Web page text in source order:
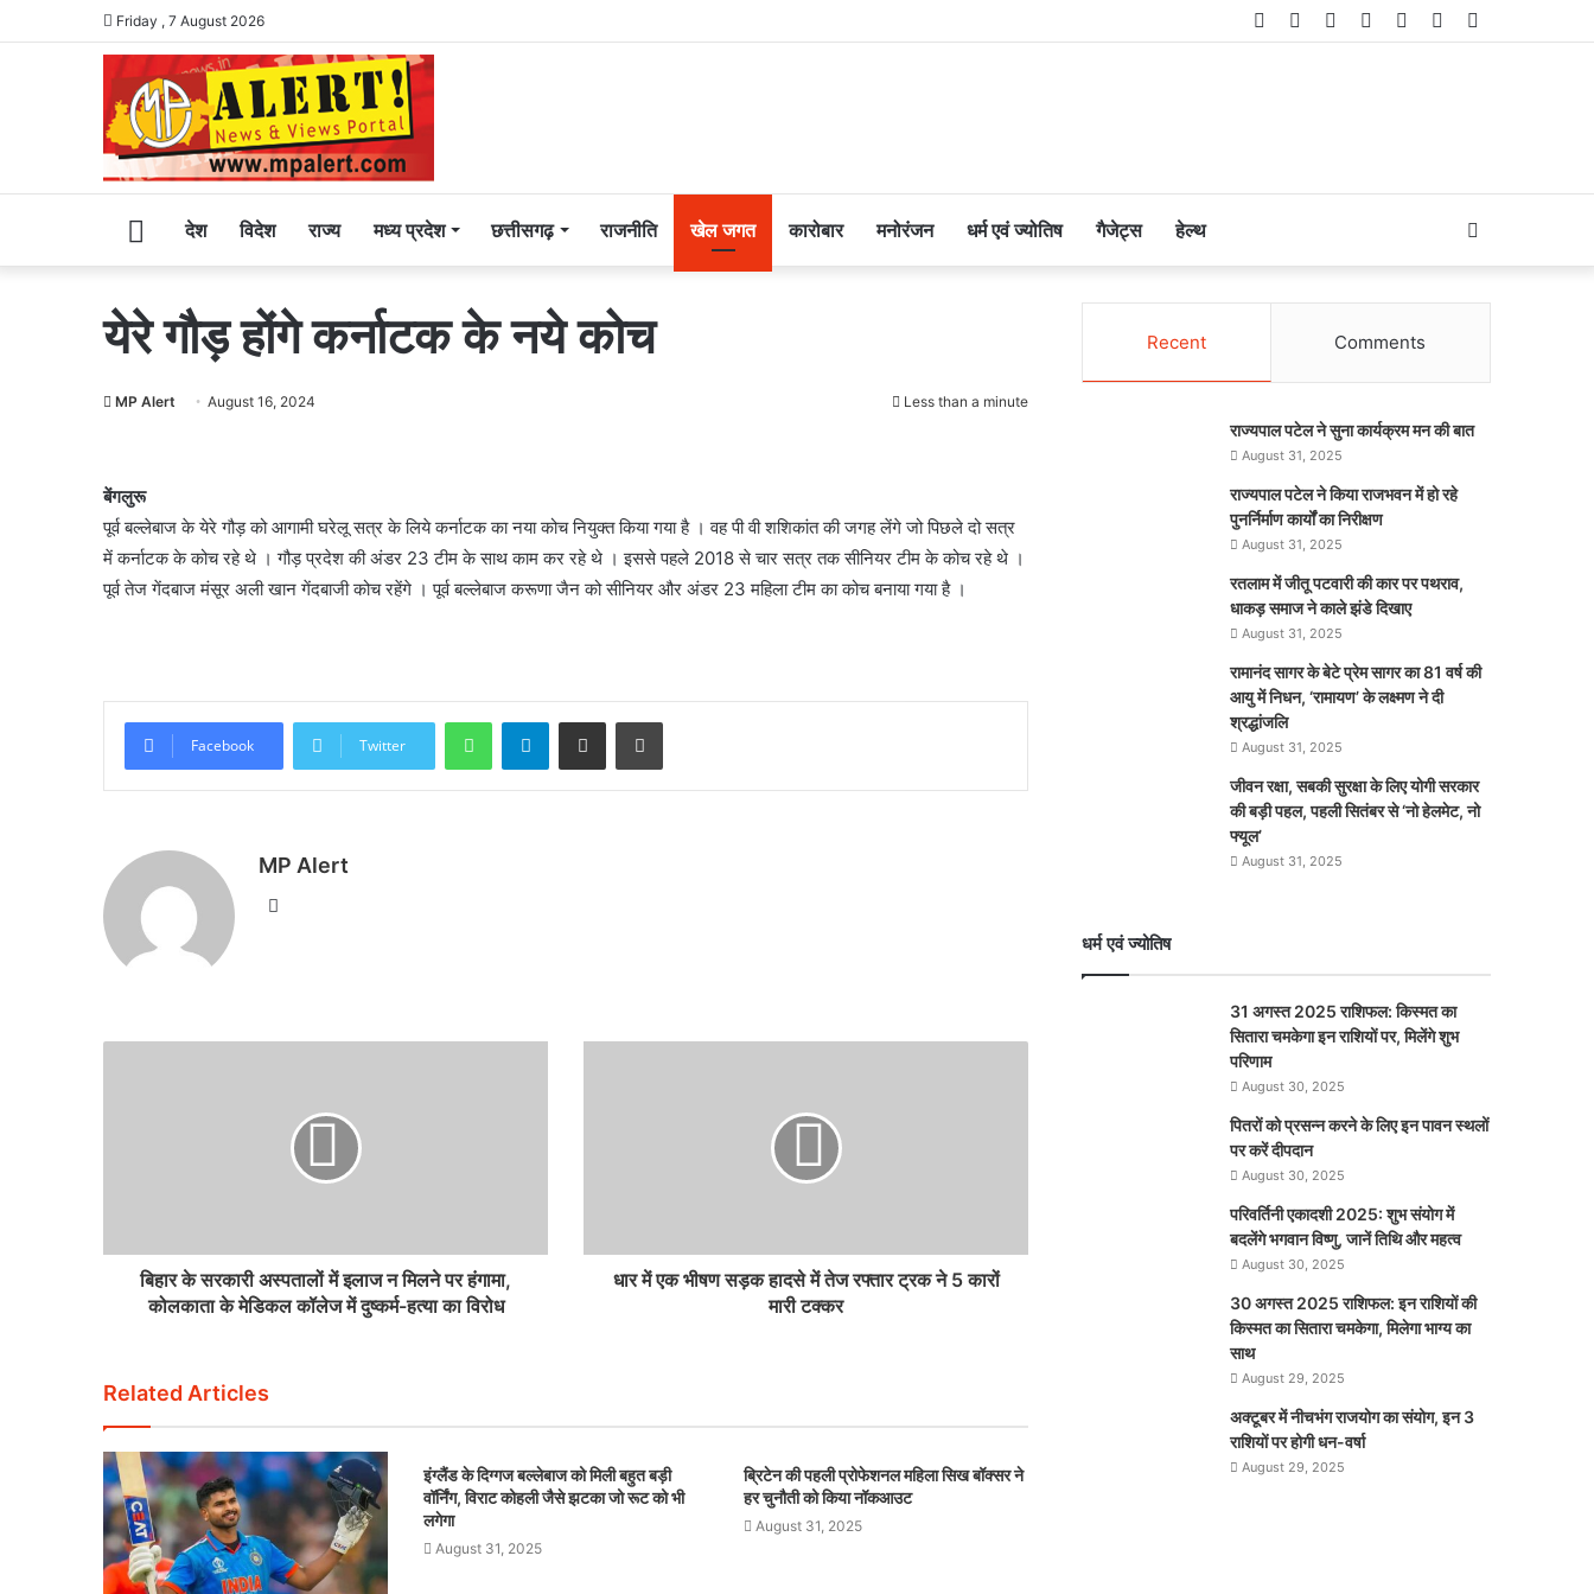
Friday , 7 August 2026 Telegram
Instagram
YouTube
LinkedIn
Twitter
Facebook
Homeदेश विदेश राज्य मध्य प्रदेश छत्तीसगढ़ राजनीति खेल जगत कारोबार मनोरंजन धर्म एवं ज्योतिष गैजेट्स हेल्थ
for
येरे गौड़ होंगे कर्नाटक के नये कोच
MP Alert August 16, 2024 Less than a minute
बेंगलुरू
पूर्व बल्लेबाज के येरे गौड़ को आगामी घरेलू सत्र के लिये कर्नाटक का नया कोच नियुक्त किया गया है । वह पी वी शशिकांत की जगह लेंगे जो पिछले दो सत्र
में कर्नाटक के कोच रहे थे । गौड़ प्रदेश की अंडर 23 टीम के साथ काम कर रहे थे । इससे पहले 2018 से चार सत्र तक सीनियर टीम के कोच रहे थे ।
पूर्व तेज गेंदबाज मंसूर अली खान गेंदबाजी कोच रहेंगे । पूर्व बल्लेबाज करूणा जैन को सीनियर और अंडर 23 महिला टीम का कोच बनाया गया है ।
Facebook Twitter
WhatsAppTelegramShare via Email Print
MP Alert
Website
बिहार के सरकारी अस्पतालों में इलाज न मिलने पर हंगामा,
कोलकाता के मेडिकल कॉलेज में दुष्कर्म-हत्या का विरोध
धार में एक भीषण सड़क हादसे में तेज रफ्तार ट्रक ने 5 कारों
मारी टक्कर
Related Articles
इंग्लैंड के दिग्गज बल्लेबाज को मिली बहुत बड़ी
वॉर्निंग, विराट कोहली जैसे झटका जो रूट को भी
लगेगा
August 31, 2025
ब्रिटेन की पहली प्रोफेशनल महिला सिख बॉक्सर ने
हर चुनौती को किया नॉकआउट
August 31, 2025
Recent Comments
राज्यपाल पटेल ने सुना कार्यक्रम मन की बात
August 31, 2025
राज्यपाल पटेल ने किया राजभवन में हो रहे
पुनर्निर्माण कार्यों का निरीक्षण
August 31, 2025
रतलाम में जीतू पटवारी की कार पर पथराव,
धाकड़ समाज ने काले झंडे दिखाए
August 31, 2025
रामानंद सागर के बेटे प्रेम सागर का 81 वर्ष की
आयु में निधन, ‘रामायण’ के लक्ष्मण ने दी
श्रद्धांजलि
August 31, 2025
जीवन रक्षा, सबकी सुरक्षा के लिए योगी सरकार
की बड़ी पहल, पहली सितंबर से ‘नो हेलमेट, नो
फ्यूल’
August 31, 2025
धर्म एवं ज्योतिष
31 अगस्त 2025 राशिफल: किस्मत का
सितारा चमकेगा इन राशियों पर, मिलेंगे शुभ
परिणाम
August 30, 2025
पितरों को प्रसन्न करने के लिए इन पावन स्थलों
पर करें दीपदान
August 30, 2025
परिवर्तिनी एकादशी 2025: शुभ संयोग में
बदलेंगे भगवान विष्णु, जानें तिथि और महत्व
August 30, 2025
30 अगस्त 2025 राशिफल: इन राशियों की
किस्मत का सितारा चमकेगा, मिलेगा भाग्य का
साथ
August 29, 2025
अक्टूबर में नीचभंग राजयोग का संयोग, इन 3
राशियों पर होगी धन-वर्षा
August 29, 2025